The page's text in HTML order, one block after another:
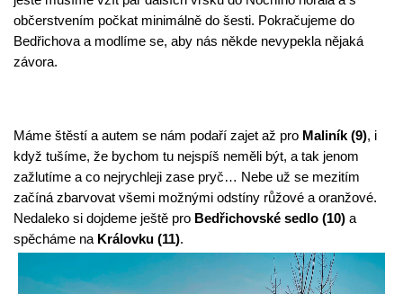
občerstvením počkat minimálně do šesti. Pokračujeme do
Bedřichova a modlíme se, aby nás někde nevypekla nějaká
závora.
Máme štěstí a autem se nám podaří zajet až pro Maliník (9), i
když tušíme, že bychom tu nejspíš neměli být, a tak jenom
zažlutíme a co nejrychleji zase pryč… Nebe už se mezitím
začíná zbarvovat všemi možnými odstíny růžové a oranžové.
Nedaleko si dojdeme ještě pro Bedřichovské sedlo (10) a
spěcháme na Královku (11).